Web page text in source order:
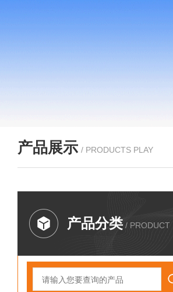
产品展示 / PRODUCTS PLAY
产品分类 / PRODUCT